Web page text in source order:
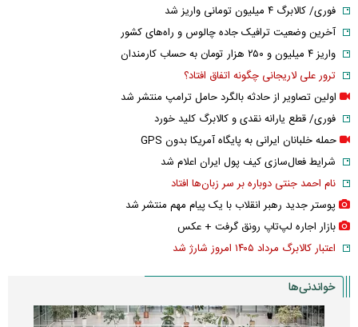
فوری/ کالابرگ ۴ میلیون تومانی واریز شد
آخرین وضعیت ترافیک جاده چالوس و راه‌های کشور
واریز ۴ میلیون و ۲۵۰ هزار تومان به حساب کارمندان
ترور علی لاریجانی چگونه اتفاق افتاد؟
اولین تصاویر از حادثه بالگرد حامل ترامپ منتشر شد
فوری/ قطع یارانه نقدی و کالابرگ کلید خورد
حمله خلبانان ایرانی به پایگاه آمریکا بدون GPS
شرایط فعال‌سازی کیف پول ایران اعلام شد
نام احمد جنتی دوباره بر سر زبان‌ها افتاد
پوستر جدید رهبر انقلاب با یک پیام مهم منتشر شد
بازار اجاره لپ‌تاپ رونق گرفت + عکس
اعتبار کالابرگ مرداد ۱۴۰۵ امروز شارژ شد
خواندنی‌ها